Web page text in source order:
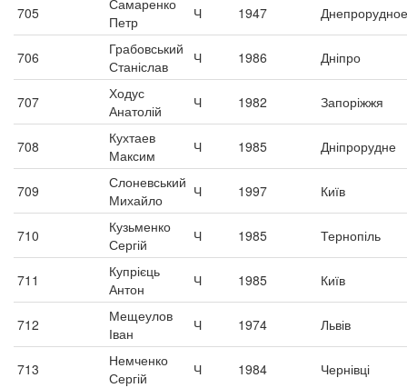
705
Самаренко
Петр
Ч 1947 Днепрорудное
706
Грабовський
Станіслав
Ч 1986 Дніпро
707
Ходус
Анатолій
Ч 1982 Запоріжжя
708
Кухтаев
Максим
Ч 1985 Дніпрорудне
709
Слоневський
Михайло
Ч 1997 Київ
710
Кузьменко
Сергій
Ч 1985 Тернопіль
711
Купрієць
Антон
Ч 1985 Київ
712
Мещеулов
Іван
Ч 1974 Львів
713
Немченко
Сергій
Ч 1984 Чернівці